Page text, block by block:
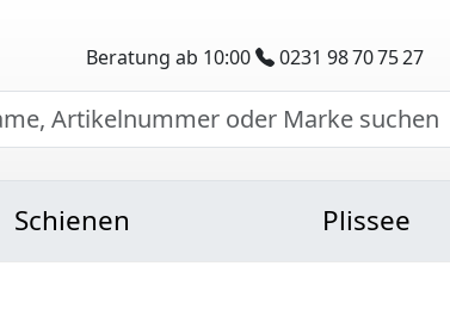
Beratung ab 10:00 0231 98 70 75 27
Schienen Plissee